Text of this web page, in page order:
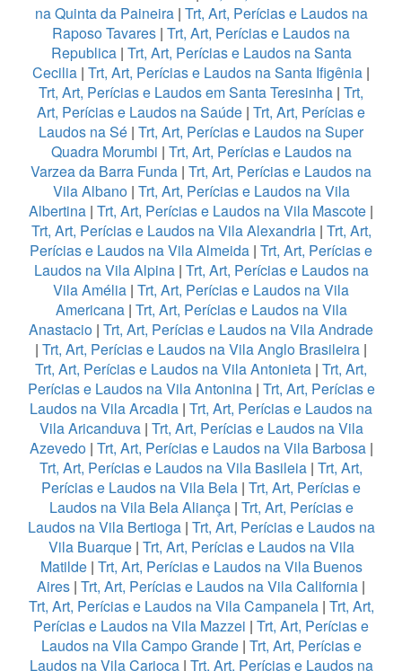
na Quinta da Paineira| Trt, Art, Perícias e Laudos na
Raposo Tavares | Trt, Art, Perícias e Laudos na
Republica| Trt, Art, Perícias e Laudos na Santa
Cecilia | Trt, Art, Perícias e Laudos na Santa Ifigênia |
Trt, Art, Perícias e Laudos em Santa Teresinha | Trt,
Art, Perícias e Laudos na Saúde | Trt, Art, Perícias e
Laudos na Sé | Trt, Art, Perícias e Laudos na Super
Quadra Morumbi | Trt, Art, Perícias e Laudos na
Varzea da Barra Funda | Trt, Art, Perícias e Laudos na
Vila Albano| Trt, Art, Perícias e Laudos na Vila
Albertina | Trt, Art, Perícias e Laudos na Vila Mascote |
Trt, Art, Perícias e Laudos na Vila Alexandria| Trt, Art,
Perícias e Laudos na Vila Almeida | Trt, Art, Perícias e
Laudos na Vila Alpina | Trt, Art, Perícias e Laudos na
Vila Amélia | Trt, Art, Perícias e Laudos na Vila
Americana| Trt, Art, Perícias e Laudos na Vila
Anastacio | Trt, Art, Perícias e Laudos na Vila Andrade
| Trt, Art, Perícias e Laudos na Vila Anglo Brasileira |
Trt, Art, Perícias e Laudos na Vila Antonieta | Trt, Art,
Perícias e Laudos na Vila Antonina| Trt, Art, Perícias e
Laudos na Vila Arcadia | Trt, Art, Perícias e Laudos na
Vila Aricanduva| Trt, Art, Perícias e Laudos na Vila
Azevedo| Trt, Art, Perícias e Laudos na Vila Barbosa|
Trt, Art, Perícias e Laudos na Vila Basileia | Trt, Art,
Perícias e Laudos na Vila Bela | Trt, Art, Perícias e
Laudos na Vila Bela Aliança| Trt, Art, Perícias e
Laudos na Vila Bertioga| Trt, Art, Perícias e Laudos na
Vila Buarque| Trt, Art, Perícias e Laudos na Vila
Matilde| Trt, Art, Perícias e Laudos na Vila Buenos
Aires | Trt, Art, Perícias e Laudos na Vila California |
Trt, Art, Perícias e Laudos na Vila Campanela| Trt, Art,
Perícias e Laudos na Vila Mazzei | Trt, Art, Perícias e
Laudos na Vila Campo Grande| Trt, Art, Perícias e
Laudos na Vila Carioca| Trt, Art, Perícias e Laudos na